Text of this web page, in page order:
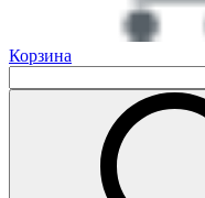
Корзина